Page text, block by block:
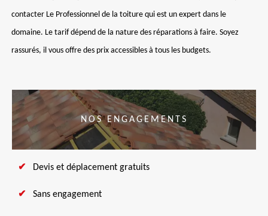
contacter Le Professionnel de la toiture qui est un expert dans le
domaine. Le tarif dépend de la nature des réparations à faire. Soyez
rassurés, il vous offre des prix accessibles à tous les budgets.
NOS ENGAGEMENTS
Devis et déplacement gratuits
Sans engagement